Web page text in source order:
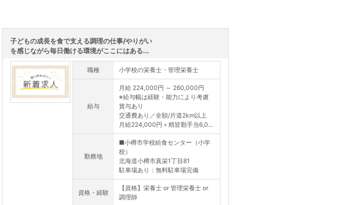
子どもの成長を食で支える調理の仕事/やりがい
を感じながら毎日働ける環境がここにはある...
職種 小学校の栄養士・管理栄養士
給与
月給 224,000円 ～ 260,000円
※給与幅は経験・能力により考慮
賞与あり
交通費あり／全額/片道2km以上
月給224,000円＋精皆勤手当6,0...
勤務地
■小樽市学校給食センター（小学
校）
北海道小樽市真栄1丁目81
駐車場あり：無料駐車場完備
資格・経験
【資格】栄養士 or 管理栄養士 or
調理師